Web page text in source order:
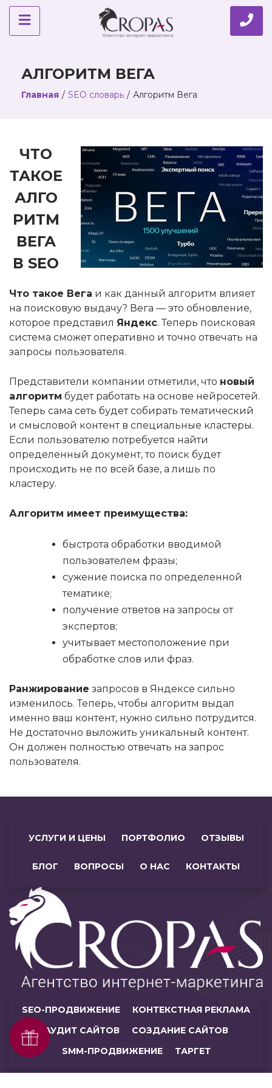
АЛГОРИТМ ВЕГА
Главная / SEO словарь / Алгоритм Вега
ЧТО
ТАКОЕ
АЛГО
РИТМ
ВЕГА
В SEO
Что такое Вега и как данный алгоритм влияет
на поисковую выдачу? Вега — это обновление,
которое представил Яндекс. Теперь поисковая
система сможет оперативно и точно отвечать на
запросы пользователя.
Представители компании отметили, что новый
алгоритм будет работать на основе нейросетей.
Теперь сама сеть будет собирать тематический
и смысловой контент в специальные кластеры.
Если пользователю потребуется найти
определенный документ, то поиск будет
происходить не по всей базе, а лишь по
кластеру.
Алгоритм имеет преимущества:
быстрота обработки вводимой
пользователем фразы;
сужение поиска по определенной
тематике;
получение ответов на запросы от
экспертов;
учитывает местоположение при
обработке слов или фраз.
Ранжирование запросов в Яндексе сильно
изменилось. Теперь, чтобы алгоритм выдал
именно ваш контент, нужно сильно потрудится.
Не достаточно выложить уникальный контент.
Он должен полностью отвечать на запрос
пользователя.
УСЛУГИ И ЦЕНЫ ПОРТФОЛИО ОТЗЫВЫ
БЛОГ ВОПРОСЫ О НАС КОНТАКТЫ
SEO-ПРОДВИЖЕНИЕ
КОНТЕКСТНАЯ РЕКЛАМА
АУДИТ САЙТОВ
СОЗДАНИЕ САЙТОВ
SMM-ПРОДВИЖЕНИЕ
ТАРГЕТ